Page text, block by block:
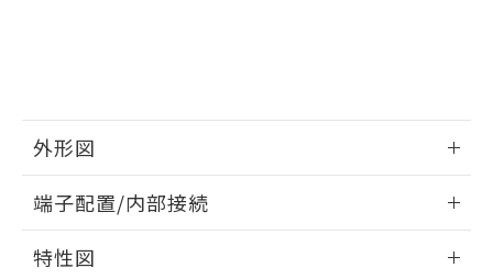
外形図
外形図
端子配置/内部接続
特性図
欄に対応日を記載しておりました。
既に当社にて対応品への在庫切替を完了
していることから、特段のことがない限
り、2022年1月12日より割愛しておりま
す。